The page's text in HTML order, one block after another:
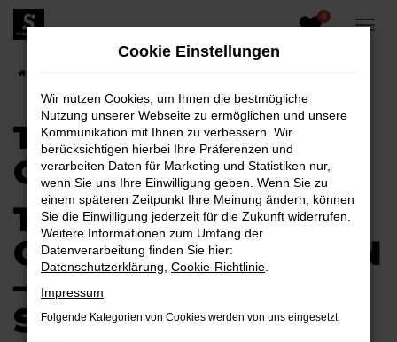
Zum
Hauptinhalt
0
TOYOTA AYGO
GEBRAUCHTWAGEN
TOYOTA AYGO
GEBRAUCHTWAGEN
– WIR BIETEN
SICHERHEIT
Cookie Einstellungen
Wir nutzen Cookies, um Ihnen die bestmögliche
Nutzung unserer Webseite zu ermöglichen und unsere
Kommunikation mit Ihnen zu verbessern. Wir
berücksichtigen hierbei Ihre Präferenzen und
verarbeiten Daten für Marketing und Statistiken nur,
wenn Sie uns Ihre Einwilligung geben. Wenn Sie zu
einem späteren Zeitpunkt Ihre Meinung ändern, können
Sie die Einwilligung jederzeit für die Zukunft widerrufen.
Weitere Informationen zum Umfang der
Datenverarbeitung finden Sie hier:
Datenschutzerklärung Cookie-Richtlinie
Impressum
Folgende Kategorien von Cookies werden von uns eingesetzt: